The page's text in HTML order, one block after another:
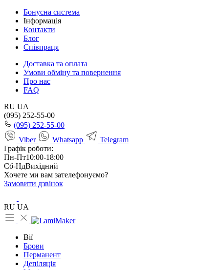
Бонусна система
Інформація
Контакти
Блог
Співпраця
Доставка та оплата
Умови обміну та повернення
Про нас
FAQ
RU UA
(095) 252-55-00
(095) 252-55-00
Viber
Whatsapp
Telegram
Графік роботи:
Пн-Пт10:00-18:00
Сб-НдВихідний
Хочете ми вам зателефонуємо?
Замовити дзвінок
RU UA
Вії
Брови
Перманент
Депіляція